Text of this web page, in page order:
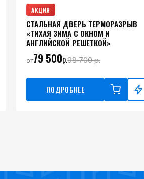
АКЦИЯ
СТАЛЬНАЯ ДВЕРЬ ТЕРМОРАЗРЫВ
«ТИХАЯ ЗИМА С ОКНОМ И
АНГЛИЙСКОЙ РЕШЕТКОЙ»
от79 500р.98 700р.
ПОДРОБНЕЕ